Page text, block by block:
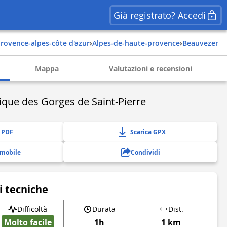
Già registrato? Accedi
provence-alpes-côte d'azur› alpes-de-haute-provence› beauvezer
Mappa Valutazioni e recensioni
des Gorges de Saint-Pierre
Scarica GPX
Condividi
tecniche
Difficoltà
Molto facile
Durata
1h
Dist.
1 km